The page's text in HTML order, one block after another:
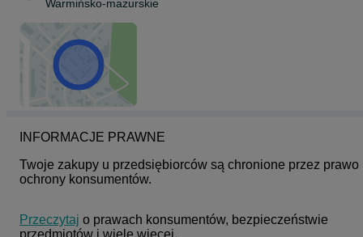
DŁUGOŚĆ - 106 CM
SZEROKOŚĆ - 87 CM
WYSOKOŚĆ - 50 CM
POSIADAM W OFERCIE RÓWNIEŻ INNE MODELE KOSIAREK
WR216E
WR208E
WR206E
WR205E
Warmińsko-mazurskie
INFORMACJE PRAWNE
Twoje zakupy u przedsiębiorców są chronione przez prawo
ochrony konsumentów.
Przeczytaj o prawach konsumentów, bezpieczeństwie
przedmiotów i wiele więcej.